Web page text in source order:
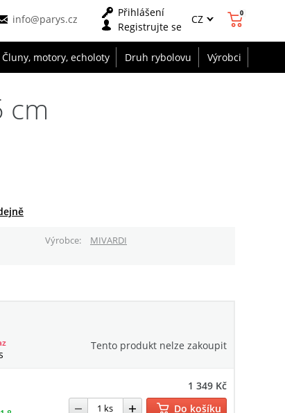
info@parys.cz
Přihlášení
Registrujte se
CZ 0
Čluny, motory, echoloty Druh rybolovu Výrobci
cm
Výrobce
MIVARDI
Tento produkt nelze zakoupit
1 349 Kč
Do košíku